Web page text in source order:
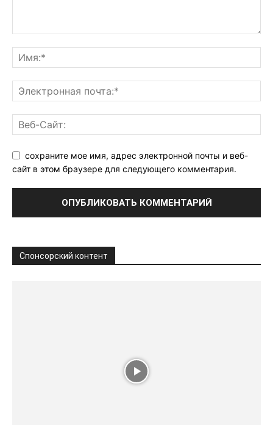
сохраните мое имя, адрес электронной почты и веб-
сайт в этом браузере для следующего комментария.
Спонсорский контент